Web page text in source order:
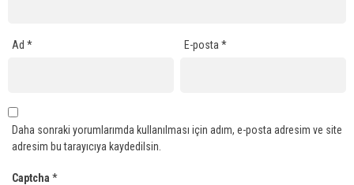
Ad * E-posta*
Daha sonraki yorumlarımda kullanılması için adım, e-posta adresim ve site
adresim bu tarayıcıya kaydedilsin.
Captcha *